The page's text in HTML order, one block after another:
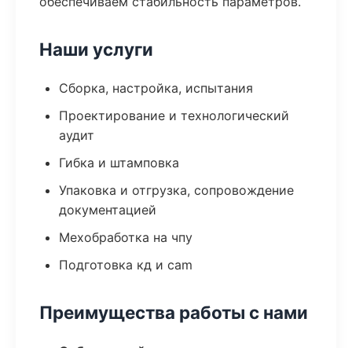
Наши услуги
Сборка, настройка, испытания
Проектирование и технологический
аудит
Гибка и штамповка
Упаковка и отгрузка, сопровождение
документацией
Мехобработка на чпу
Подготовка кд и cam
Преимущества работы с нами